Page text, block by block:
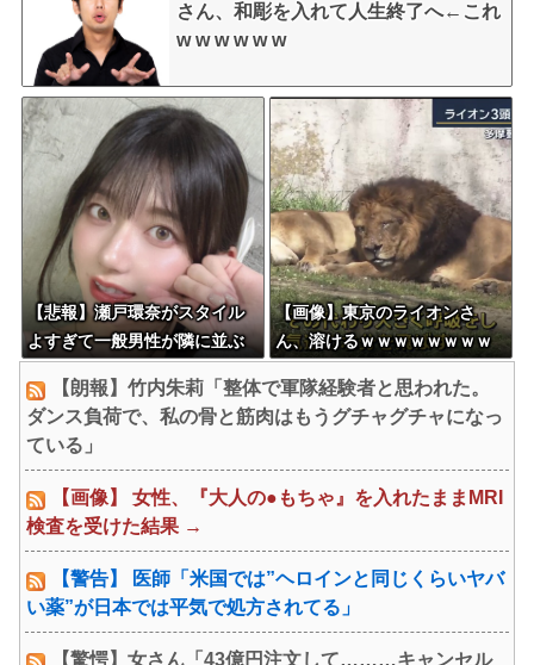
さん、和彫を入れて人生終了へ←これ
w w w w w w
【悲報】瀬戸環奈がスタイル
よすぎて一般男性が隣に並ぶ
う
【画像】東京のライオンさ
ん、溶けるｗｗｗｗｗｗｗｗ
ｗ
【朗報】竹内朱莉「整体で軍隊経験者と思われた。
ダンス負荷で、私の骨と筋肉はもうグチャグチャになっ
ている」
【画像】 女性、『大人の●もちゃ』を入れたままMRI
検査を受けた結果 →
【警告】 医師「米国では”ヘロインと同じくらいヤバ
い薬”が日本では平気で処方されてる」
【驚愕】女さん「43億円注文して………キャンセル